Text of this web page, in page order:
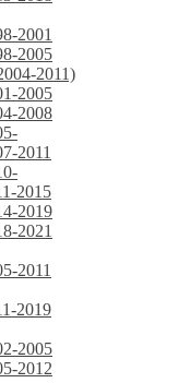
2001
2005
2011)
2005
2008
2011
2015
2019
2021
2011
2019
2005
2012